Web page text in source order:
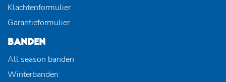
Klachtenformulier
Garantieformulier
BANDEN
All season banden
Winterbanden